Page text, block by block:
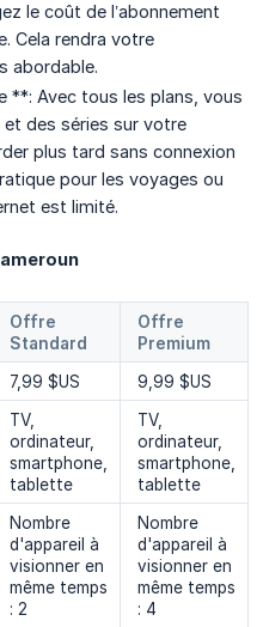
le coût de l’abonnement
Cela rendra votre
abordable.
**: Avec tous les plans, vous
des séries sur votre
plus tard sans connexion
pour les voyages ou
est limité.
Offre
Standard
Offre
Premium
7,99 $US
9,99 $US
TV,
ordinateur,
smartphone,
tablette
TV,
ordinateur,
smartphone,
tablette
Nombre
d'appareil à
visionner en
même temps
: 2
Nombre
d'appareil à
visionner en
même temps
: 4